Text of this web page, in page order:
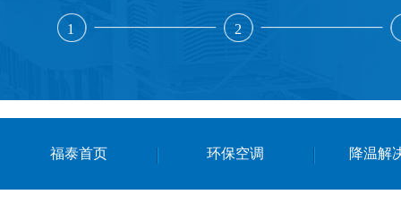
1 2
福泰首页 环保空调 降温解